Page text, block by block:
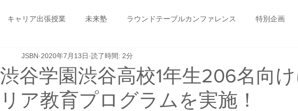
キャリア出張授業 未来塾 ラウンドテーブルカンファレンス 特別企画
渋谷学園渋谷高校1年生206名向
リア教育プログラムを実施！
JSBN 2020年7月13日 読了時間: 2分